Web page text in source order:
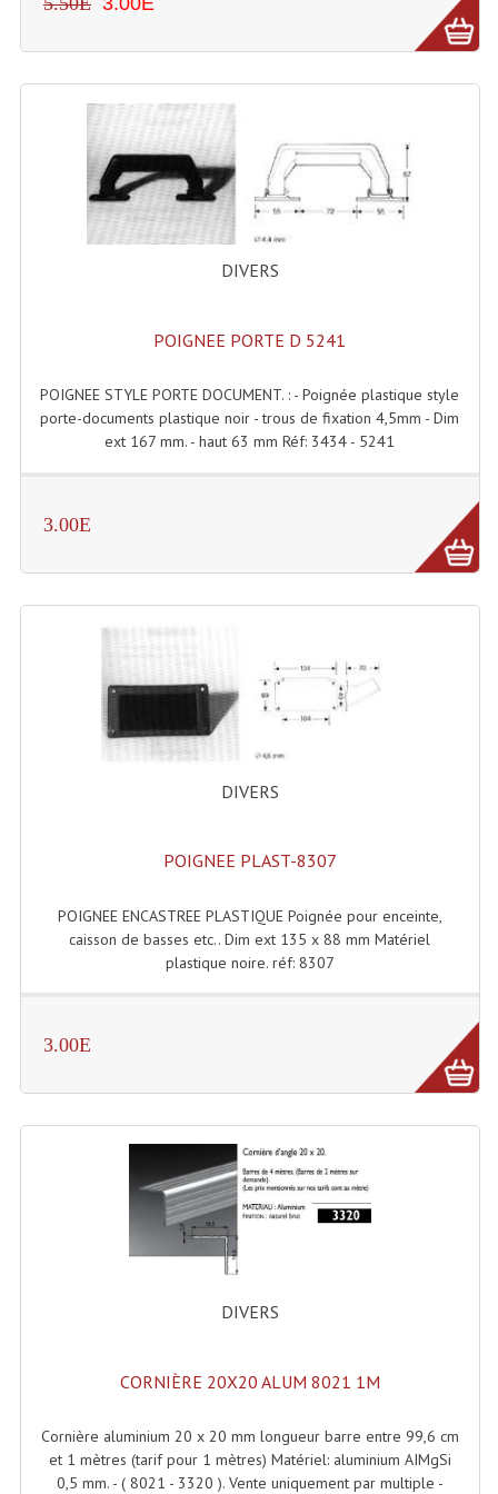
Angles Structure TRIO290
Angles Structure Triodéco
Angles Trio Steel Acier
Cercle Struct SCC Carre
Cercle Struct Triangulaire290
Crochets Et Accessoires
Monotubes Et Angles 50mm
Pieds De Levage
Ponts - Portiques
Praticable Et Accessoires
Structure Echelle 290 Asd
Structures Carrées
Flight Case Plasma Et Écran LCD
Flight Case Régie
Flight Cases Platine Disque. Lecteurs CD
Flight Malettes Consoles T. Mixages
Flight-Case CDs Et Disques Vinyls
Malle Flight Multi-Usage
Meubles DJ
DIVERS
POIGNEE PORTE D 5241
POIGNEE STYLE PORTE DOCUMENT. : - Poignée plastique style
porte-documents plastique noir - trous de fixation 4,5mm - Dim
ext 167 mm. - haut 63 mm Réf: 3434 - 5241
3.00E
DIVERS
POIGNEE PLAST-8307
POIGNEE ENCASTREE PLASTIQUE Poignée pour enceinte,
caisson de basses etc.. Dim ext 135 x 88 mm Matériel
plastique noire. réf: 8307
3.00E
DIVERS
CORNIÈRE 20X20 ALUM 8021 1M
Cornière aluminium 20 x 20 mm longueur barre entre 99,6 cm
et 1 mètres (tarif pour 1 mètres) Matériel: aluminium AIMgSi
0,5 mm. - ( 8021 - 3320 ). Vente uniquement par multiple -